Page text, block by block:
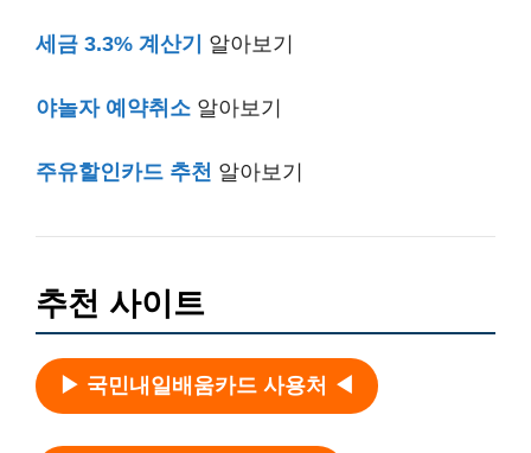
세금 3.3% 계산기 알아보기
야놀자 예약취소 알아보기
주유할인카드 추천 알아보기
추천 사이트
▶ 국민내일배움카드 사용처 ◀